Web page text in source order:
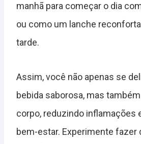
manhã para começar o dia
ou como um lanche
tarde.
Assim, você não apenas se
bebida saborosa, mas
corpo, reduzindo inflamações
bem-estar. Experimente fazer